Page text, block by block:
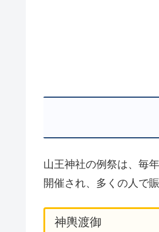
山王神社の例祭は、毎
開催され、多くの人で賑
神輿渡御